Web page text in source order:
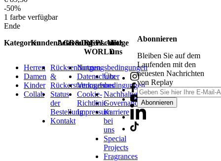
-50%
1 farbe verfügbar
Ende
Kategorien
Herren
Damen
Kinder
Collab
Kundenbetreuung
Rücksendungen
&
Rückerstattungen
Status
der
Bestellung
Kontakt
AGB&Datenschutz
Nutzungsbedingungen
Datenschutz
Verkaufsbedingungen
Cookie-
Richtlinie
Impressum
REPLAY
WORLD
Über
uns
Nachhaltigkeit
Governance
Karriere
bei
uns
Special
Projects
Fragrances
Folge
uns
Abonnieren
Bleiben Sie auf dem
Laufenden mit den
neuesten Nachrichten
von Replay
Abonnieren